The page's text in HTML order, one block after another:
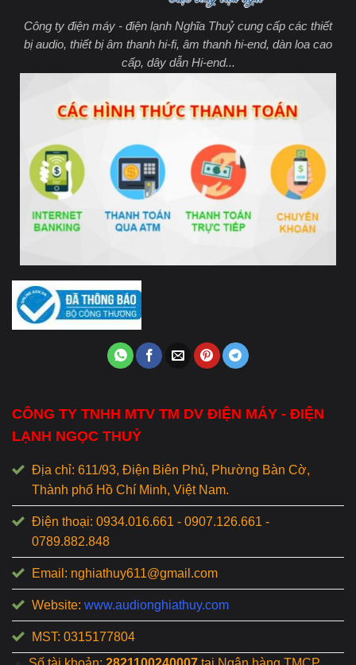
Công ty điện máy - điện lạnh Nghĩa Thuỷ cung cấp các thiết
bị audio, thiết bị âm thanh hi-fi, âm thanh hi-end, dàn loa cao
cấp, dây dẫn Hi-end...
CÔNG TY TNHH MTV TM DV ĐIỆN MÁY - ĐIỆN
LẠNH NGỌC THUỶ
Địa chỉ: 611/93, Điện Biên Phủ, Phường Bàn Cờ,
Thành phố Hồ Chí Minh, Việt Nam.
Điện thoại: 0934.016.661 - 0907.126.661 -
0789.882.848
Email: nghiathuy611@gmail.com
Website: www.audionghiathuy.com
MST: 0315177804